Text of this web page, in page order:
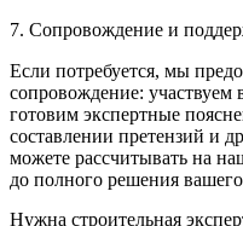
7. Сопровождение и
Если потребуется, мы
сопровождение: участвуем
готовим экспертные
составлении претензий и
можете рассчитывать на
до полного решения
Нужна строительная